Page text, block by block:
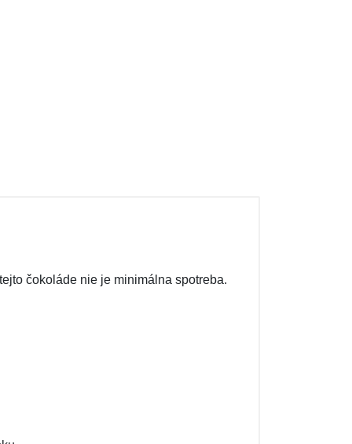
čokoláde nie je minimálna spotreba.